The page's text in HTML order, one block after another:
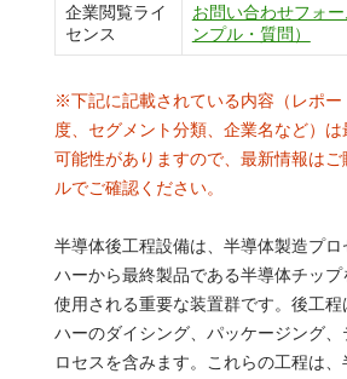
企業閲覧ライ
センス
お問い合わせフォ
ンプル・質問）
※下記に記載されている内容（レポー
度、セグメント分類、企業名など）
可能性がありますので、最新情報は
ルでご確認ください。
半導体後工程設備は、半導体製造プ
ハーから最終製品である半導体チップ
使用される重要な装置群です。後工
ハーのダイシング、パッケージング
ロセスを含みます。これらの工程は